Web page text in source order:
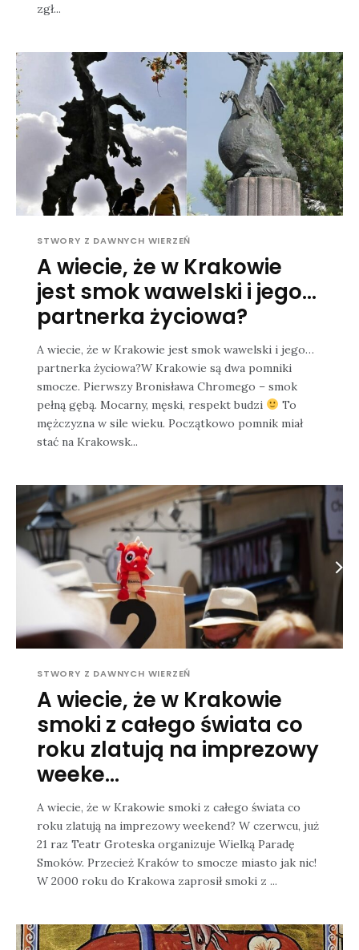
zgł...
STWORY Z DAWNYCH WIERZEŃ
A wiecie, że w Krakowie
jest smok wawelski i jego…
partnerka życiowa?
A wiecie, że w Krakowie jest smok wawelski i jego…
partnerka życiowa?W Krakowie są dwa pomniki
smocze. Pierwszy Bronisława Chromego – smok
pełną gębą. Mocarny, męski, respekt budzi
To
mężczyzna w sile wieku. Początkowo pomnik miał
stać na Krakowsk...
STWORY Z DAWNYCH WIERZEŃ
A wiecie, że w Krakowie
smoki z całego świata co
roku zlatują na imprezowy
weeke...
A wiecie, że w Krakowie smoki z całego świata co
roku zlatują na imprezowy weekend? W czerwcu, już
21 raz Teatr Groteska organizuje Wielką Paradę
Smoków. Przecież Kraków to smocze miasto jak nic!
W 2000 roku do Krakowa zaprosił smoki z ...